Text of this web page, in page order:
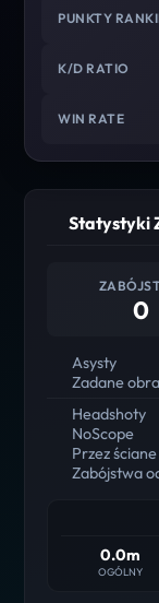
PUNKTY
K/D RATIO
WIN RATE
Statystyki
0
Asysty
Zadane
Headshoty
NoScope
Przez ściane
Zabójstwa
0.0m
OGÓLNY